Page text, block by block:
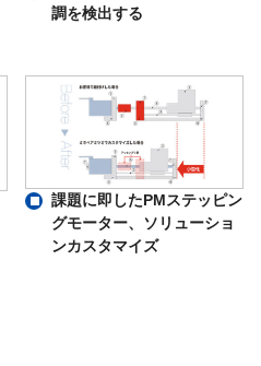
調を検出する
課題に即したPMステッピン
グモーター、ソリューショ
ンカスタマイズ